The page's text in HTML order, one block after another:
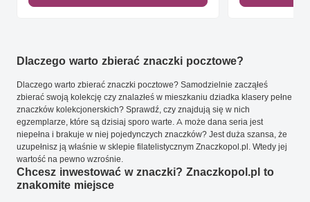
Dlaczego warto zbierać znaczki pocztowe?
Dlaczego warto zbierać znaczki pocztowe? Samodzielnie zacząłeś
zbierać swoją kolekcję czy znalazłeś w mieszkaniu dziadka klasery pełne
znaczków kolekcjonerskich? Sprawdź, czy znajdują się w nich
egzemplarze, które są dzisiaj sporo warte. A może dana seria jest
niepełna i brakuje w niej pojedynczych znaczków? Jest duża szansa, że
uzupełnisz ją właśnie w sklepie filatelistycznym Znaczkopol.pl. Wtedy jej
wartość na pewno wzrośnie.
Chcesz inwestować w znaczki? Znaczkopol.pl to
znakomite miejsce